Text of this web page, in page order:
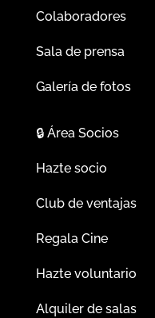
Colaboradores
Sala de prensa
Galería de fotos
🔒Área Socios
Hazte socio
Club de ventajas
Regala Cine
Hazte voluntario
Alquiler de salas